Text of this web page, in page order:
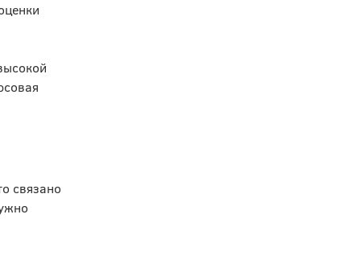
связано